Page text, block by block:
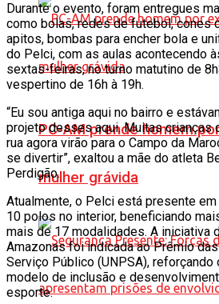
PC-AM prende homem
mulher grávida
Durante o evento, foram entregues
como bolas, redes de futebol, cones
apitos, bombas para encher bola e
do Pelci, com as aulas acontecendo
sextas-feiras, no turno matutino de
vespertino de 16h à 19h.
“Eu sou antiga aqui no bairro e
projeto desses aqui. Muitas crianças
rua agora virão para o Campo da
se divertir”, exaltou a mãe do atleta
Perdigão.
Atualmente, o Pelci está presente
10 polos no interior, beneficiando
mais de 17 modalidades. A iniciativa
Amazonas foi indicada ao Prêmio
Serviço Público (UNPSA), reforçando
modelo de inclusão e
esporte.